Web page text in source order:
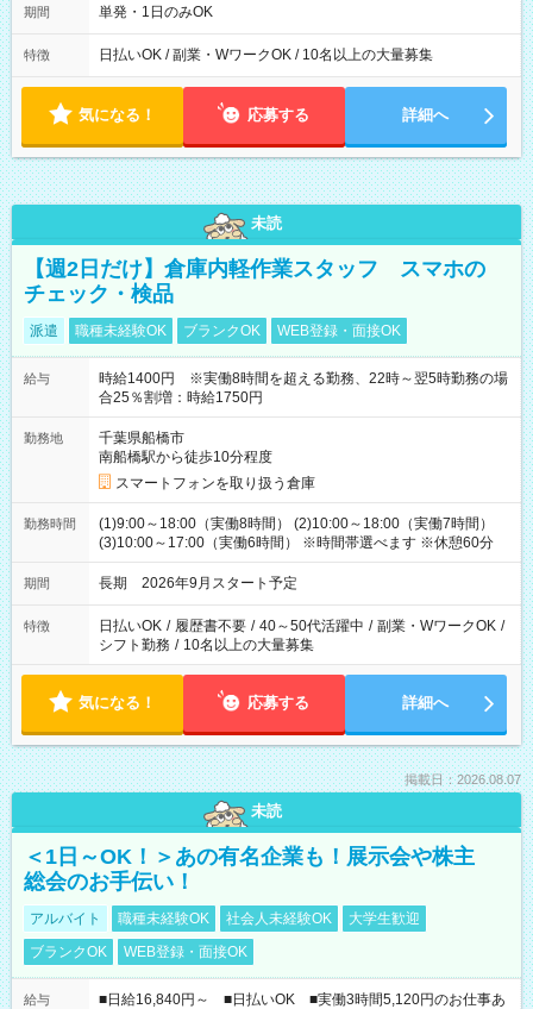
期間 単発・1日のみOK
特徴 日払いOK / 副業・WワークOK / 10名以上の大量募集
気になる！ 応募する 詳細へ
未読
【週2日だけ】倉庫内軽作業スタッフ スマホの
チェック・検品
派遣 職種未経験OK ブランクOK WEB登録・面接OK
給与
時給1400円 ※実働8時間を超える勤務、22時～翌5時勤務の場
合25％割増：時給1750円
勤務地
千葉県船橋市
南船橋駅から徒歩10分程度
スマートフォンを取り扱う倉庫
勤務時間
(1)9:00～18:00（実働8時間） (2)10:00～18:00（実働7時間）
(3)10:00～17:00（実働6時間） ※時間帯選べます ※休憩60分
期間 長期 2026年9月スタート予定
特徴 日払いOK / 履歴書不要 / 40～50代活躍中 / 副業・WワークOK /
シフト勤務 / 10名以上の大量募集
気になる！ 応募する 詳細へ
掲載日：2026.08.07
未読
＜1日～OK！＞あの有名企業も！展示会や株主
総会のお手伝い！
アルバイト 職種未経験OK 社会人未経験OK
大学生歓迎
ブランクOK
WEB登録・面接OK
給与
■日給16,840円～ ■日払いOK ■実働3時間5,120円のお仕事あ